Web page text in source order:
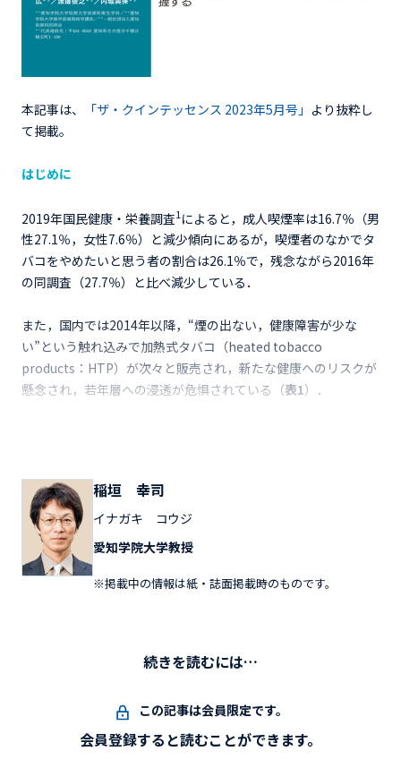
本記事は、 「ザ・クインテッセンス 2023年5月号」 より抜粋し
て掲載。
はじめに
2019年国民健康・栄養調査1 によると，成人喫煙率は16.7％（男
性27.1％，女性7.6％）と減少傾向にあるが，喫煙者のなかでタ
バコをやめたいと思う者の割合は26.1％で，残念ながら2016年
の同調査（27.7％）と比べ減少している．
また，国内では2014年以降，“煙の出ない，健康障害が少な
い”という触れ込みで加熱式タバコ（heated tobacco
products：HTP）が次々と販売され，新たな健康へのリスクが
懸念され，若年層への浸透が危惧されている（表1）．
稲垣 幸司
イナガキ コウジ
愛知学院大学教授
※掲載中の情報は紙・誌面掲載時のものです。
続きを読むには…
この記事は会員限定です。
会員登録すると読むことができます。